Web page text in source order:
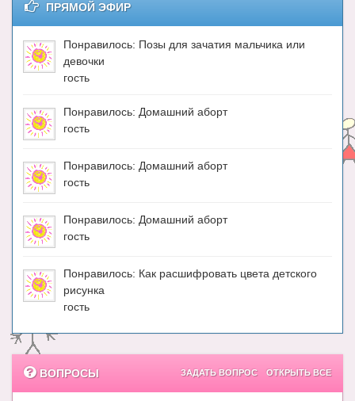
ПРЯМОЙ ЭФИР
Понравилось: Позы для зачатия мальчика или
девочки
гость
Понравилось: Домашний аборт
гость
Понравилось: Домашний аборт
гость
Понравилось: Домашний аборт
гость
Понравилось: Как расшифровать цвета детского
рисунка
гость
ВОПРОСЫ ОТКРЫТЬ ВСЕ
ЗАДАТЬ ВОПРОС